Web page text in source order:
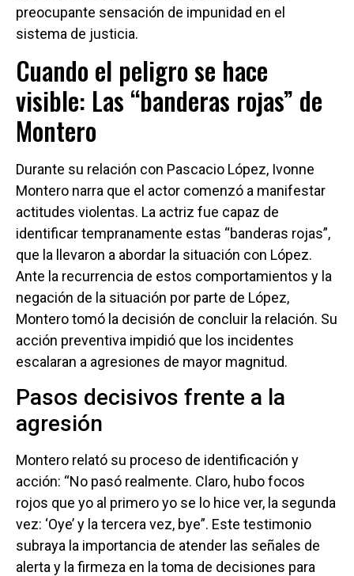
preocupante sensación de impunidad en el
sistema de justicia.
Cuando el peligro se hace
visible: Las “banderas rojas” de
Montero
Durante su relación con Pascacio López, Ivonne
Montero narra que el actor comenzó a manifestar
actitudes violentas. La actriz fue capaz de
identificar tempranamente estas “banderas rojas”,
que la llevaron a abordar la situación con López.
Ante la recurrencia de estos comportamientos y la
negación de la situación por parte de López,
Montero tomó la decisión de concluir la relación. Su
acción preventiva impidió que los incidentes
escalaran a agresiones de mayor magnitud.
Pasos decisivos frente a la
agresión
Montero relató su proceso de identificación y
acción: “No pasó realmente. Claro, hubo focos
rojos que yo al primero yo se lo hice ver, la segunda
vez: ‘Oye’ y la tercera vez, bye”. Este testimonio
subraya la importancia de atender las señales de
alerta y la firmeza en la toma de decisiones para